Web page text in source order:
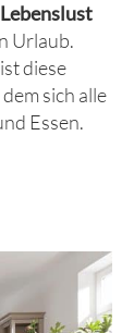
Lebenslust
Urlaub.
diese
sich alle
Essen.